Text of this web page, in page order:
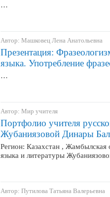
…
Автор: Машковец Лена Анатольевна
Презентация:
языка. Употребление
…
Автор: Мир учителя
Портфолио учителя
Жубаниязовой Динары
Регион: Казахстан , Жамбылская
языка и литературы
Автор: Путилова Татьяна Валерьевна